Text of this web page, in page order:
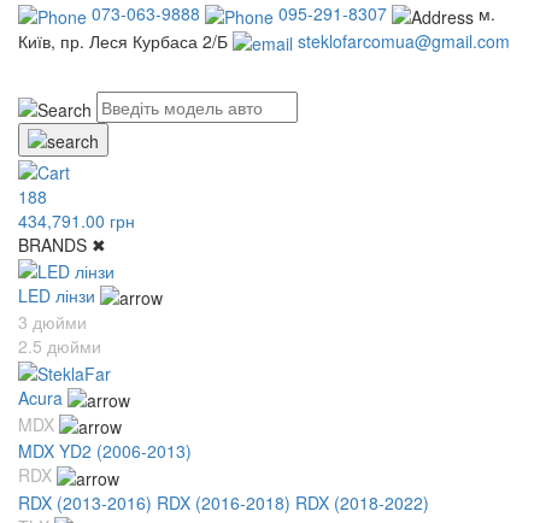
073-063-9888 095-291-8307
м.
Київ, пр. Леся Курбаса 2/Б
steklofarcomua@gmail.com
188
434,791.00 грн
BRANDS ✖
LED лінзи
3 дюйми
2.5 дюйми
Acura
MDX
MDX YD2 (2006-2013)
RDX
RDX (2013-2016) RDX (2016-2018) RDX (2018-2022)